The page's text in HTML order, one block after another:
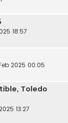
18:57
2025 00:05
Toledo
13:27